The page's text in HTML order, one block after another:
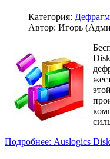
Категория:
Автор: Игорь
Подробнее: Auslogics